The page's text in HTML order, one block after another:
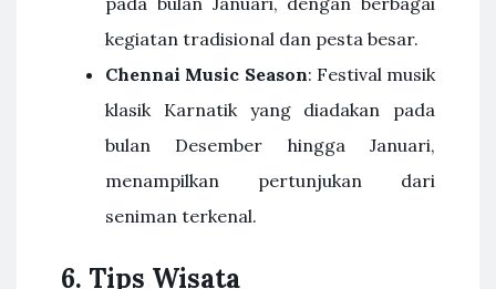
kegiatan tradisional dan pesta besar.
Chennai Music Season: Festival musik
klasik Karnatik yang diadakan pada
bulan Desember hingga Januari,
menampilkan pertunjukan dari
seniman terkenal.
6. Tips Wisata